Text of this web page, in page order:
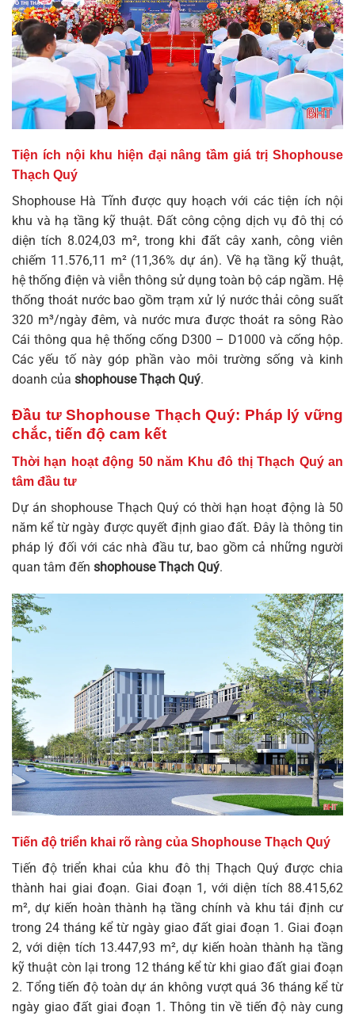
Tiện ích nội khu hiện đại nâng tầm giá trị Shophouse
Thạch Quý
Shophouse Hà Tĩnh được quy hoạch với các tiện ích nội
khu và hạ tầng kỹ thuật. Đất công cộng dịch vụ đô thị có
diện tích 8.024,03 m², trong khi đất cây xanh, công viên
chiếm 11.576,11 m² (11,36% dự án). Về hạ tầng kỹ thuật,
hệ thống điện và viễn thông sử dụng toàn bộ cáp ngầm. Hệ
thống thoát nước bao gồm trạm xử lý nước thải công suất
320 m³/ngày đêm, và nước mưa được thoát ra sông Rào
Cái thông qua hệ thống cống D300 – D1000 và cống hộp.
Các yếu tố này góp phần vào môi trường sống và kinh
doanh của shophouse Thạch Quý.
Đầu tư Shophouse Thạch Quý: Pháp lý vững
chắc, tiến độ cam kết
Thời hạn hoạt động 50 năm Khu đô thị Thạch Quý an
tâm đầu tư
Dự ánshophouse Thạch Quýcó thời hạn hoạt động là 50
năm kể từ ngày được quyết định giao đất. Đây là thông tin
pháp lý đối với các nhà đầu tư, bao gồm cả những người
quan tâm đến shophouse Thạch Quý.
Tiến độ triển khai rõ ràng của Shophouse Thạch Quý
Tiến độ triển khai của khu đô thị Thạch Quýđược chia
thành hai giai đoạn. Giai đoạn 1, với diện tích 88.415,62
m², dự kiến hoàn thành hạ tầng chính và khu tái định cư
trong 24 tháng kể từ ngày giao đất giai đoạn 1. Giai đoạn
2, với diện tích 13.447,93 m², dự kiến hoàn thành hạ tầng
kỹ thuật còn lại trong 12 tháng kể từ khi giao đất giai đoạn
2. Tổng tiến độ toàn dự án không vượt quá 36 tháng kể từ
ngày giao đất giai đoạn 1. Thông tin về tiến độ này cung